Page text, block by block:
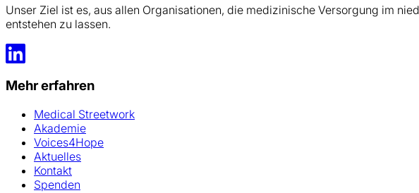
Unser Ziel ist es, aus allen Organisationen, die medizinische Versorgung im
entstehen zu lassen.
LinkedIn
Mehr erfahren
Medical Streetwork
Akademie
Voices4Hope
Aktuelles
Kontakt
Spenden